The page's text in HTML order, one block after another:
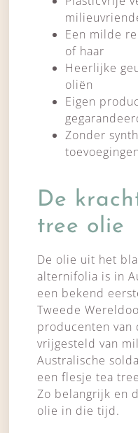
Een milde
of haar
Heerlijke
oliën
Eigen
Zonder
toevoegingen
De
tree olie
De olie uit het
alternifolia is in
een bekend
Tweede
producenten van
vrijgesteld van
Australische
een flesje tea
Zo belangrijk en
olie in die tijd.